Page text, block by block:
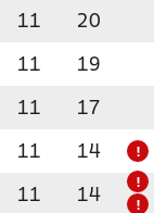
11 20
11 19
11 17
11 14 !
11 14
!
!